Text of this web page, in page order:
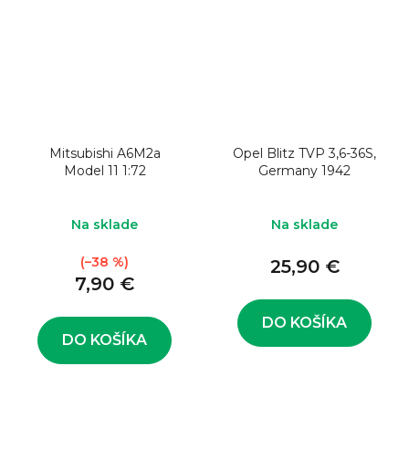
Mitsubishi A6M2a
Model 11 1:72
Na sklade
7,90 €
(–38 %)
DO KOŠÍKA
Opel Blitz TVP 3,6-36S,
Germany 1942
Na sklade
25,90 €
DO KOŠÍKA